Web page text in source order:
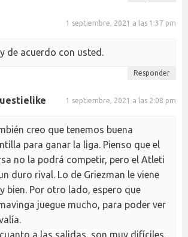
1 septiembre, 2021 a las 1:37 pm
de acuerdo con usted.
Responder
1 septiembre, 2021 a las 2:08 pm
creo que tenemos buena
para ganar la liga. Pienso que el
no la podrá competir, pero el Atleti
duro rival. Lo de Griezman le viene
bien. Por otro lado, espero que
juegue mucho, para poder ver
a las salidas, son muy difíciles.